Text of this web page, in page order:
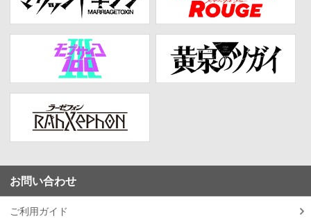
お問い合わせ
ご利用ガイド